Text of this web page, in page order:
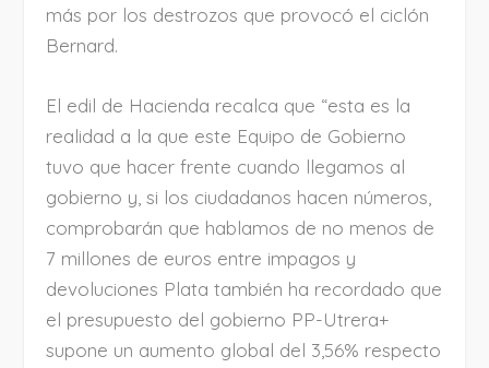
más por los destrozos que provocó el ciclón
Bernard.
El edil de Hacienda recalca que “esta es la
realidad a la que este Equipo de Gobierno
tuvo que hacer frente cuando llegamos al
gobierno y, si los ciudadanos hacen números,
comprobarán que hablamos de no menos de
7 millones de euros entre impagos y
devoluciones Plata también ha recordado que
el presupuesto del gobierno PP-Utrera+
supone un aumento global del 3,56% respecto